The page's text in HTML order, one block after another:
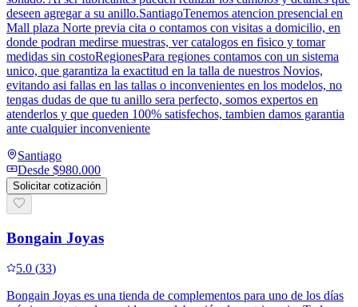
deseen agregar a su anillo.SantiagoTenemos atencion presencial en
Mall plaza Norte previa cita o contamos con visitas a domicilio, en
donde podran medirse muestras, ver catalogos en fisico y tomar
medidas sin costoRegionesPara regiones contamos con un sistema
unico, que garantiza la exactitud en la talla de nuestros Novios,
evitando asi fallas en las tallas o inconvenientes en los modelos, no
tengas dudas de que tu anillo sera perfecto, somos expertos en
atenderlos y que queden 100% satisfechos, tambien damos garantia
ante cualquier inconveniente
Santiago
Desde $980.000
Solicitar cotización
Bongain Joyas
5.0 (33)
Bongain Joyas es una tienda de complementos para uno de los días